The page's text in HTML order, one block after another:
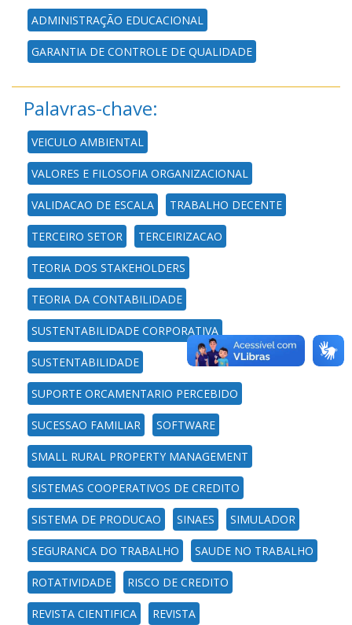
ADMINISTRAÇÃO EDUCACIONAL
GARANTIA DE CONTROLE DE QUALIDADE
Palavras-chave:
VEICULO AMBIENTAL
VALORES E FILOSOFIA ORGANIZACIONAL
VALIDACAO DE ESCALA TRABALHO DECENTE
TERCEIRO SETOR TERCEIRIZACAO
TEORIA DOS STAKEHOLDERS
TEORIA DA CONTABILIDADE
SUSTENTABILIDADE CORPORATIVA
SUSTENTABILIDADE
SUPORTE ORCAMENTARIO PERCEBIDO
SUCESSAO FAMILIAR SOFTWARE
SMALL RURAL PROPERTY MANAGEMENT
SISTEMAS COOPERATIVOS DE CREDITO
SISTEMA DE PRODUCAO SINAES SIMULADOR
SEGURANCA DO TRABALHO SAUDE NO TRABALHO
ROTATIVIDADE RISCO DE CREDITO
REVISTA CIENTIFICA REVISTA